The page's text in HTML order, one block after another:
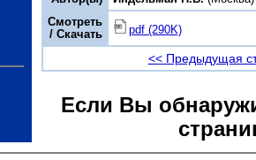
Смотреть
/ Скачать
pdf (290K)
<< Предыдущая
Если Вы